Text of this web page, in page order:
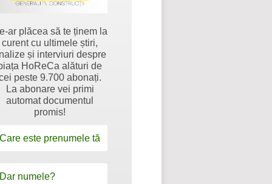
ar plăcea să te ținem la
curent cu ultimele știri,
și interviuri despre
HoReCa alături de
peste 9.700 abonați.
La abonare vei primi
automat documentul
promis!